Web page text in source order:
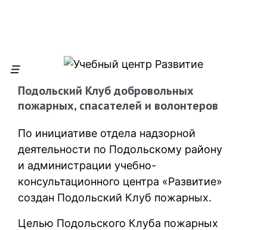
Подольский Клуб добровольных
пожарных, спасателей и волонтеров
По инициативе отдела надзорной
деятельности по Подольскому району
и администрации учебно-
консультационного центра «Развитие»
создан Подольский Клуб пожарных.
Целью Подольского Клуба пожарных